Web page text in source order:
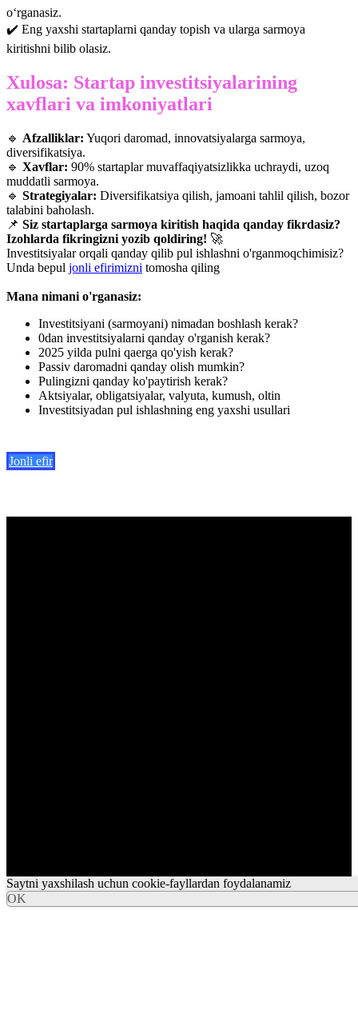
o‘rganasiz.
✔️ Eng yaxshi startaplarni qanday topish va ularga sarmoya
kiritishni bilib olasiz.
Xulosa: Startap investitsiyalarining
xavflari va imkoniyatlari
🔹 Afzalliklar: Yuqori daromad, innovatsiyalarga sarmoya,
diversifikatsiya.
🔹 Xavflar: 90% startaplar muvaffaqiyatsizlikka uchraydi, uzoq
muddatli sarmoya.
🔹 Strategiyalar: Diversifikatsiya qilish, jamoani tahlil qilish, bozor
talabini baholash.
📌 Siz startaplarga sarmoya kiritish haqida qanday fikrdasiz?
Izohlarda fikringizni yozib qoldiring! 🚀
Investitsiyalar orqali qanday qilib pul ishlashni o'rganmoqchimisiz?
Unda bepul jonli efirimizni tomosha qiling
Mana nimani o'rganasiz:
Investitsiyani (sarmoyani) nimadan boshlash kerak?
0dan investitsiyalarni qanday o'rganish kerak?
2025 yilda pulni qaerga qo'yish kerak?
Passiv daromadni qanday olish mumkin?
Pulingizni qanday ko'paytirish kerak?
Aktsiyalar, obligatsiyalar, valyuta, kumush, oltin
Investitsiyadan pul ishlashning eng yaxshi usullari
Jonli efir
Saytni yaxshilash uchun cookie-fayllardan foydalanamiz
OK